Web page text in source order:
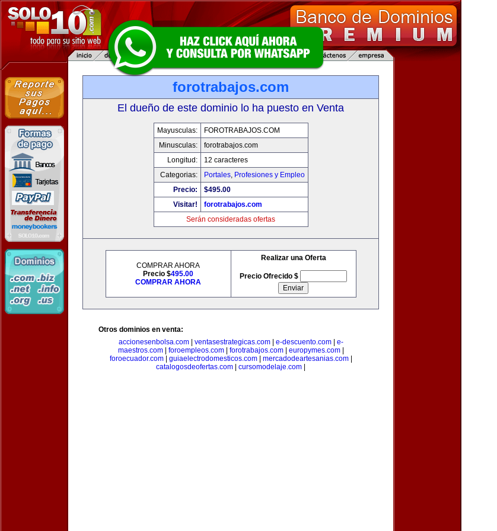
forotrabajos.com
El dueño de este dominio lo ha puesto en Venta
Mayusculas:
FOROTRABAJOS.COM
Minusculas:
forotrabajos.com
Longitud:
12 caracteres
Categorias:
Portales, Profesiones y Empleo
Precio:
$495.00
Visitar!
forotrabajos.com
Serán consideradas ofertas
COMPRAR AHORA
Precio $495.00
COMPRAR AHORA
Realizar una Oferta
Precio Ofrecido $
Otros dominios en venta:
accionesenbolsa.com| ventasestrategicas.com| e-descuento.com| e-
maestros.com| foroempleos.com| forotrabajos.com| europymes.com|
foroecuador.com| guiaelectrodomesticos.com| mercadodeartesanias.com|
catalogosdeofertas.com
cursomodelaje.com